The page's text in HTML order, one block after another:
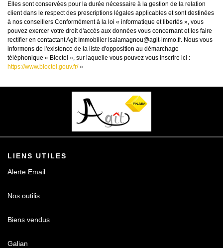
Elles sont conservées pour la durée nécessaire à la gestion de la relation
client dans le respect des prescriptions légales applicables et sont destinées
à nos conseillers Conformément à la loi « informatique et libertés », vous
pouvez exercer votre droit d'accès aux données vous concernant et les faire
rectifier en contactant Agit Immobilier lsalamagnou@agit-immo.fr. Nous vous
informons de l'existence de la liste d'opposition au démarchage
téléphonique « Bloctel », sur laquelle vous pouvez vous inscrire ici :
https://www.bloctel.gouv.fr/»
LIENS UTILES
Alerte Email
Nos outilis
Biens vendus
Galian